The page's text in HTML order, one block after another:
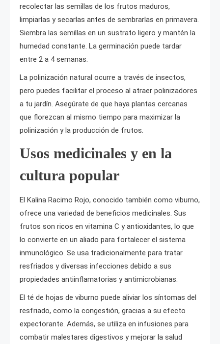
recolectar las semillas de los frutos maduros,
limpiarlas y secarlas antes de sembrarlas en primavera.
Siembra las semillas en un sustrato ligero y mantén la
humedad constante. La germinación puede tardar
entre 2 a 4 semanas.
La polinización natural ocurre a través de insectos,
pero puedes facilitar el proceso al atraer polinizadores
a tu jardín. Asegúrate de que haya plantas cercanas
que florezcan al mismo tiempo para maximizar la
polinización y la producción de frutos.
Usos medicinales y en la
cultura popular
El Kalina Racimo Rojo, conocido también como viburno,
ofrece una variedad de beneficios medicinales. Sus
frutos son ricos en vitamina C y antioxidantes, lo que
lo convierte en un aliado para fortalecer el sistema
inmunológico. Se usa tradicionalmente para tratar
resfriados y diversas infecciones debido a sus
propiedades antiinflamatorias y antimicrobianas.
El té de hojas de viburno puede aliviar los síntomas del
resfriado, como la congestión, gracias a su efecto
expectorante. Además, se utiliza en infusiones para
combatir malestares digestivos y mejorar la salud